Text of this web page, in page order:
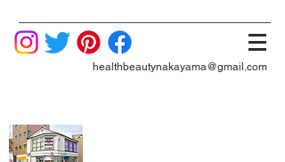
healthbeautynakayama@gmail.com